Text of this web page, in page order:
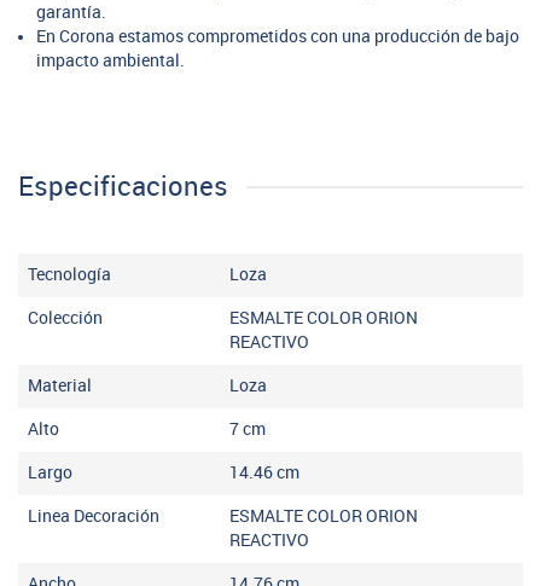
garantía.
En Corona estamos comprometidos con una producción de bajo
impacto ambiental.
Especificaciones
Tecnología Loza
Colección
ESMALTE COLOR ORION
REACTIVO
Material Loza
Alto 7cm
Largo 14.46cm
Linea Decoración
ESMALTE COLOR ORION
REACTIVO